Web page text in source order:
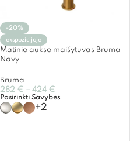
-20%
ekspozicijoje
Matinio aukso maišytuvas Bruma
Navy
Bruma
282 € – 424 €
Pasirinkti Savybes
+2